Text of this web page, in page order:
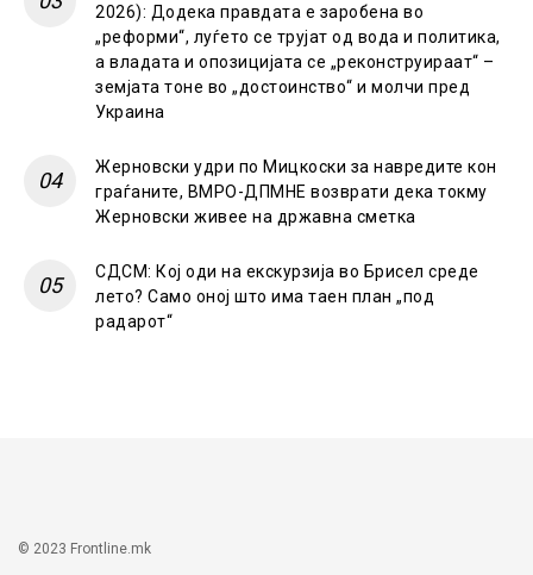
2026): Додека правдата е заробена во
„реформи“, луѓето се трујат од вода и политика,
а владата и опозицијата се „реконструираат“ –
земјата тоне во „достоинство“ и молчи пред
Украина
Жерновски удри по Мицкоски за навредите кон
граѓаните, ВМРО-ДПМНЕ возврати дека токму
Жерновски живее на државна сметка
СДСМ: Кој оди на екскурзија во Брисел среде
лето? Само оној што има таен план „под
радарот“
© 2023 Frontline.mk